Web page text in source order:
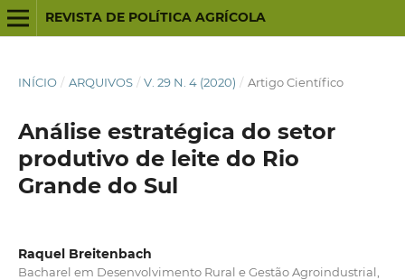
REVISTA DE POLÍTICA AGRÍCOLA
INÍCIO / ARQUIVOS / V. 29 N. 4 (2020) / Artigo Científico
Análise estratégica do setor
produtivo de leite do Rio
Grande do Sul
Raquel Breitenbach
Bacharel em Desenvolvimento Rural e Gestão Agroindustrial,